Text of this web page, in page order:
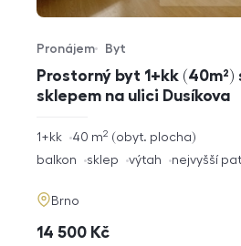
Prostorný byt 1+kk (40m²)
sklepem na ulici Dusíkova
Typ nabídky
Pronájem
Typ nemovitosti
Byt
rozměry
1+kk obyt. plocha
40 m2
funkce
balkon sklep výtah nejvyšší
adresa
Brno
cena
14 500 Kč